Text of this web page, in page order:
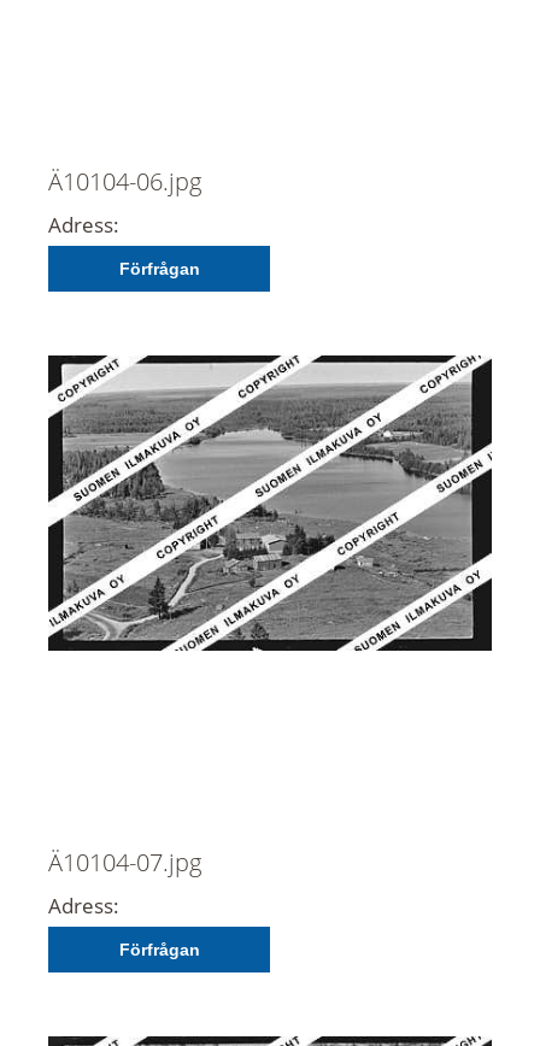
Ä10104-06.jpg
Adress:
Förfrågan
Ä10104-07.jpg
Adress:
Förfrågan